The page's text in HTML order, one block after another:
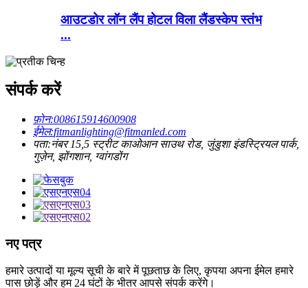
आउटडोर लॉन लैंप होटल विला लैंडस्केप स्तंभ
...
संपर्क करें
फ़ोन:008615914600908
ईमेल:fitmanlighting@fitmanled.com
पता:नंबर 15,5 स्ट्रीट काओआन साउथ रोड, जुंडुशा इंडस्ट्रियल पार्क,
गुज़ेन, झोंगशान, ग्वांगडोंग
नए पत्र
हमारे उत्पादों या मूल्य सूची के बारे में पूछताछ के लिए, कृपया अपना ईमेल हमारे
पास छोड़ें और हम 24 घंटों के भीतर आपसे संपर्क करेंगे।